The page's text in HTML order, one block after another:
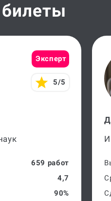
Эксперт
5/5
659 работ
4,7
90%